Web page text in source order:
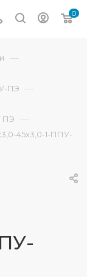
0
—
ПЭ —
ПЭ —
45х3,0-1-ППУ-